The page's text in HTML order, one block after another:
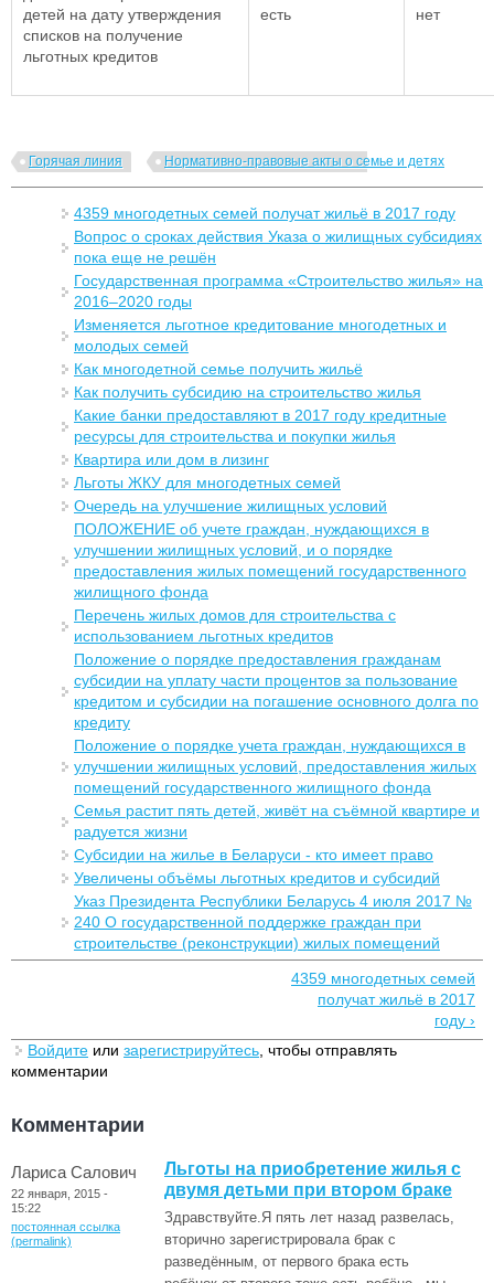
детей на дату утверждения
списков на получение
льготных кредитов
есть нет
Горячая линия Нормативно-правовые акты о семье и детях
4359 многодетных семей получат жильё в 2017 году
Вопрос о сроках действия Указа о жилищных субсидиях
пока еще не решён
Государственная программа «Строительство жилья» на
2016–2020 годы
Изменяется льготное кредитование многодетных и
молодых семей
Как многодетной семье получить жильё
Как получить субсидию на строительство жилья
Какие банки предоставляют в 2017 году кредитные
ресурсы для строительства и покупки жилья
Квартира или дом в лизинг
Льготы ЖКУ для многодетных семей
Очередь на улучшение жилищных условий
ПОЛОЖЕНИЕ об учете граждан, нуждающихся в
улучшении жилищных условий, и о порядке
предоставления жилых помещений государственного
жилищного фонда
Перечень жилых домов для строительства с
использованием льготных кредитов
Положение о порядке предоставления гражданам
субсидии на уплату части процентов за пользование
кредитом и субсидии на погашение основного долга по
кредиту
Положение о порядке учета граждан, нуждающихся в
улучшении жилищных условий, предоставления жилых
помещений государственного жилищного фонда
Семья растит пять детей, живёт на съёмной квартире и
радуется жизни
Субсидии на жилье в Беларуси - кто имеет право
Увеличены объёмы льготных кредитов и субсидий
Указ Президента Республики Беларусь 4 июля 2017 №
240 О государственной поддержке граждан при
строительстве (реконструкции) жилых помещений
4359 многодетных семей
получат жильё в 2017
году ›
Войдите или зарегистрируйтесь , чтобы отправлять
комментарии
Комментарии
Лариса Салович
22 января, 2015 -
15:22
постоянная ссылка
(permalink)
Льготы на приобретение жилья с
двумя детьми при втором браке
Здравствуйте.Я пять лет назад развелась,
вторично зарегистрировала брак с
разведённым, от первого брака есть